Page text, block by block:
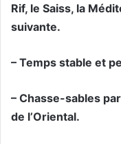
Rif, le Saiss, la
suivante.
– Temps stable et
– Chasse-sables
de l’Oriental.